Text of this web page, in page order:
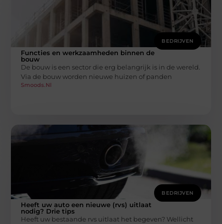
BEDRIJVEN
Functies en werkzaamheden binnen de
bouw
De bouw is een sector die erg belangrijk is in de wereld.
Via de bouw worden nieuwe huizen of panden
Smoods.nl
BEDRIJVEN
Heeft uw auto een nieuwe (rvs) uitlaat
nodig? Drie tips
Heeft uw bestaande rvs uitlaat het begeven? Wellicht